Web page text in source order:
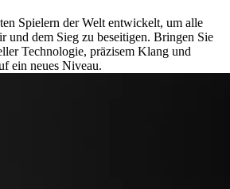
Spielern der Welt entwickelt, um alle
und dem Sieg zu beseitigen. Bringen Sie
Technologie, präzisem Klang und
ein neues Niveau.